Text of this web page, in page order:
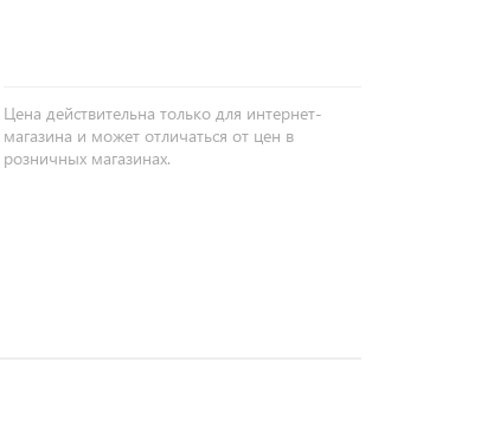
Цена действительна только для интернет-
магазина и может отличаться от цен в
розничных магазинах.